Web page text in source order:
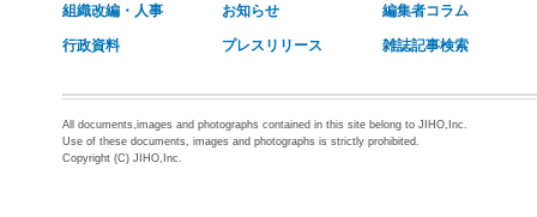
組織改編・人事 お知らせ 編集者コラム
行政資料 プレスリリース 雑誌記事検索
All documents,images and photographs contained in this site belong to JIHO,Inc.
Use of these documents, images and photographs is strictly prohibited.
Copyright (C) JIHO,Inc.